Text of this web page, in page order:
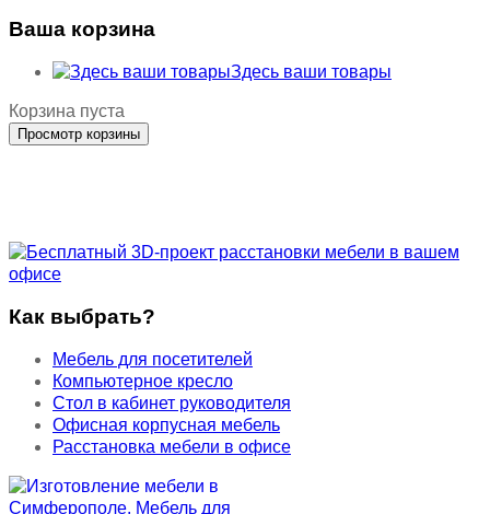
Ваша корзина
Здесь ваши товары
Корзина пуста
Как выбрать?
Мебель для посетителей
Компьютерное кресло
Стол в кабинет руководителя
Офисная корпусная мебель
Расстановка мебели в офисе